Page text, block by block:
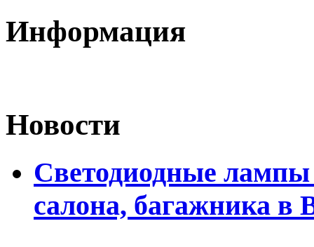
Информация
Новости
Светодиодные лампы
салона, багажника в